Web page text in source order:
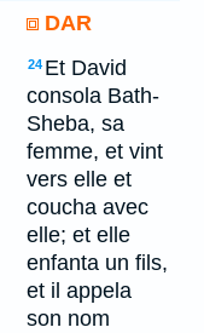
DAR
24 Et David
consola Bath-
Sheba, sa
femme, et vint
vers elle et
coucha avec
elle; et elle
enfanta un fils,
et il appela
son nom